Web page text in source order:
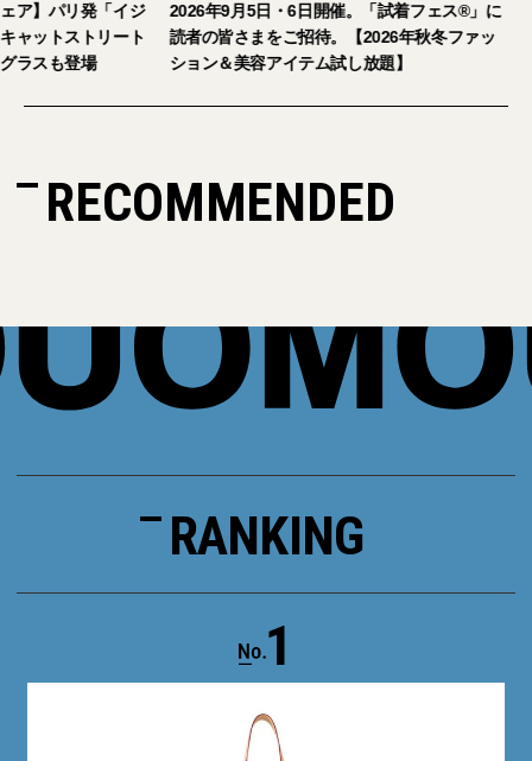
ア】パリ発「イジ
ャットストリート
ラスも登場
2026年9月5日・6日開催。「試着フェス®︎」に
読者の皆さまをご招待。【2026年秋冬ファッ
ション＆美容アイテム試し放題】
RECOMMENDED
RANKING
1